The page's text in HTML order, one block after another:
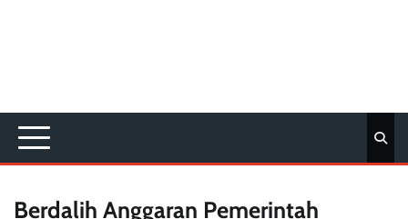
Berdalih Anggaran Pemerintah